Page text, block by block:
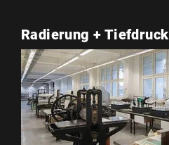
Radierung + Tiefdruck